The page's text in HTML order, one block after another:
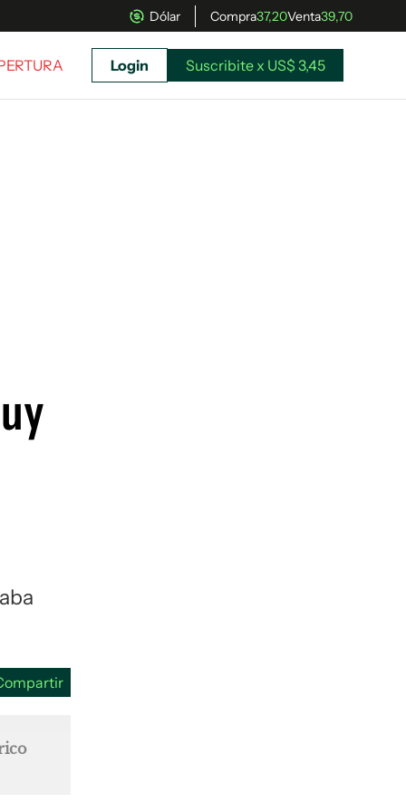
Dólar Compra37,20Venta39,70
Login Suscribite x US$ 3,45